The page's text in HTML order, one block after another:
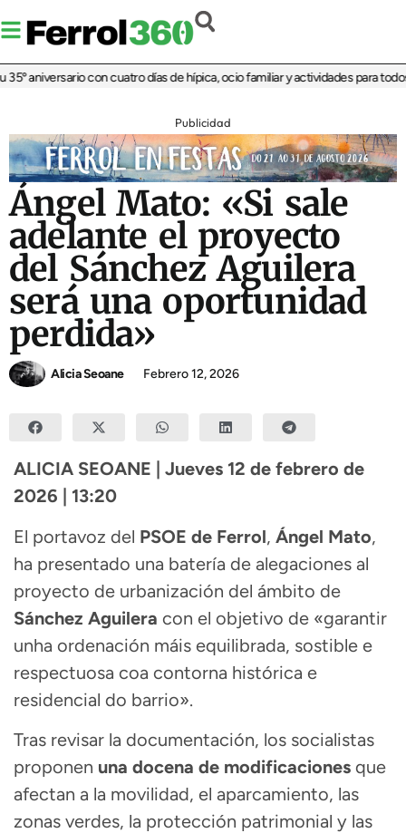
aniversario con cuatro días de hípica, ocio familiar y actividades para todos
Publicidad
Ángel Mato: «Si sale
adelante el proyecto
del Sánchez Aguilera
será una oportunidad
perdida»
Alicia Seoane Febrero 12, 2026
ALICIA SEOANE | Jueves 12 de febrero de
2026 | 13:20
El portavoz del PSOE de Ferrol, Ángel Mato,
ha presentado una batería de alegaciones al
proyecto de urbanización del ámbito de
Sánchez Aguilera con el objetivo de «garantir
unha ordenación máis equilibrada, sostible e
respectuosa coa contorna histórica e
residencial do barrio».
Tras revisar la documentación, los socialistas
proponen una docena de modificaciones que
afectan a la movilidad, el aparcamiento, las
zonas verdes, la protección patrimonial y las